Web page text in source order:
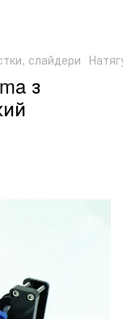
слайдери
з